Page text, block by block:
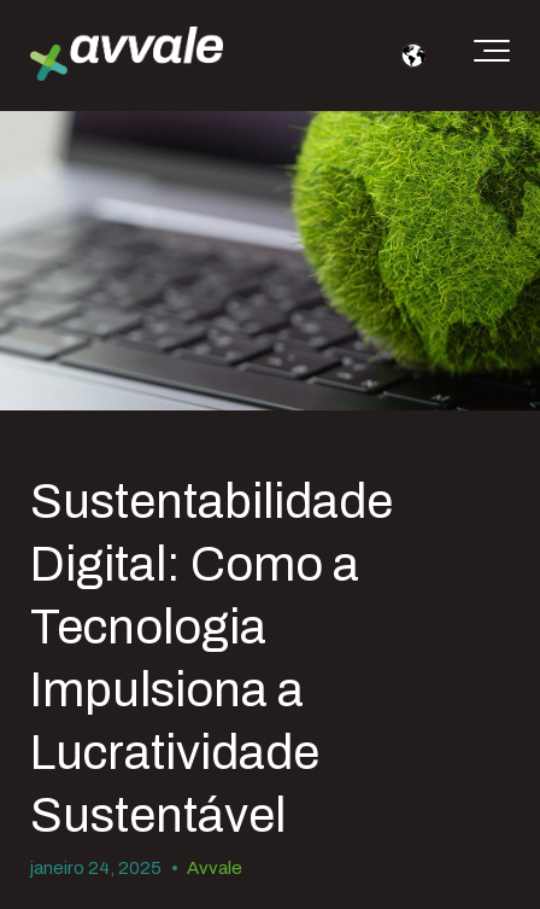
Sustentabilidade
Digital: Como a
Tecnologia
Impulsiona a
Lucratividade
Sustentável
janeiro 24, 2025 • Avvale